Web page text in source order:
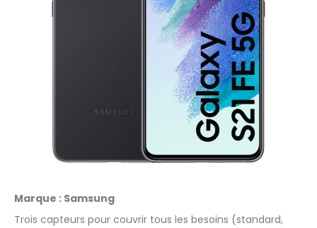
Marque : Samsung
Trois capteurs pour couvrir tous les besoins (standard,